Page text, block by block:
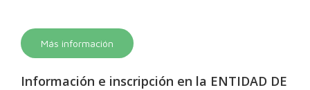
Más información
Información e inscripción en la ENTIDAD DE